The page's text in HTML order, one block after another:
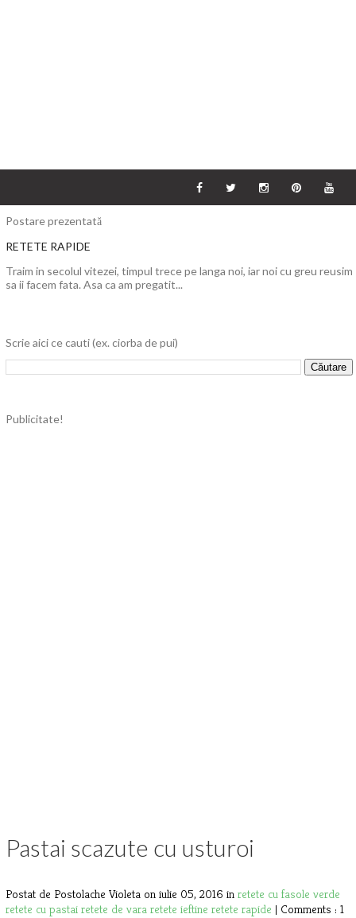
Postare prezentată
RETETE RAPIDE
Traim in secolul vitezei, timpul trece pe langa noi, iar noi cu greu reusim
sa ii facem fata. Asa ca am pregatit...
Scrie aici ce cauti (ex. ciorba de pui)
Publicitate!
Pastai scazute cu usturoi
Postat de Postolache Violeta on iulie 05, 2016 in retete cu fasole verde
retete cu pastai retete de vara retete ieftine retete rapide | Comments : 1